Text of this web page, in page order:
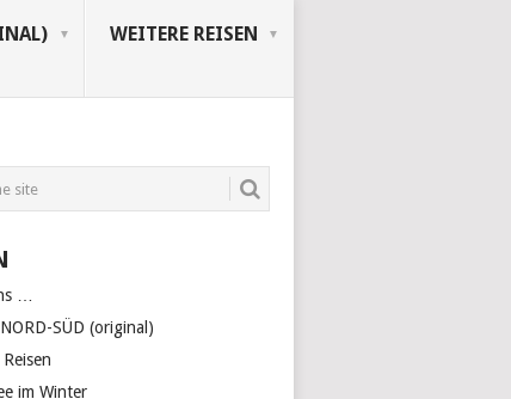
WEITERE REISEN
…
SÜD (original)
im Winter